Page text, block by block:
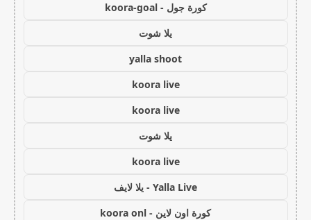
كورة جول - koora-goal
يلا شوت
yalla shoot
koora live
koora live
يلا شوت
koora live
Yalla Live - يلا لايف
كورة اون لاين - koora onl